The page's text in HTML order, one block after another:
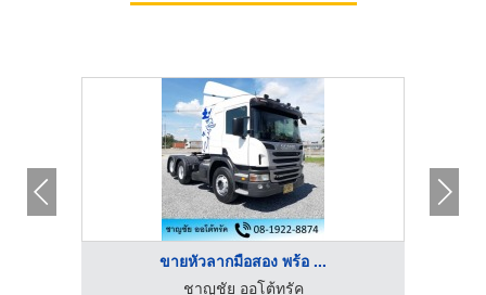
ขายหัวลากมือสอง พร้อ ...
ชาญชัย ออโต้ทรัค